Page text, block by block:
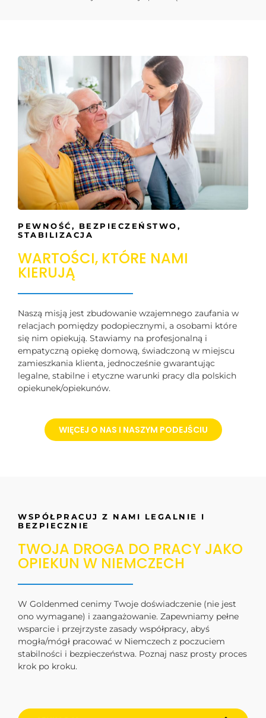
PEWNOŚĆ, BEZPIECZEŃSTWO,
STABILIZACJA
WARTOŚCI, KTÓRE NAMI
KIERUJĄ
Naszą misją jest zbudowanie wzajemnego zaufania w
relacjach pomiędzy podopiecznymi, a osobami które
się nim opiekują. Stawiamy na profesjonalną i
empatyczną opiekę domową, świadczoną w miejscu
zamieszkania klienta, jednocześnie gwarantując
legalne, stabilne i etyczne warunki pracy dla polskich
opiekunek/opiekunów.
WIĘCEJ O NAS I NASZYM PODEJŚCIU
WSPÓŁPRACUJ Z NAMI LEGALNIE I
BEZPIECZNIE
TWOJA DROGA DO PRACY JAKO
OPIEKUN W NIEMCZECH
W Goldenmed cenimy Twoje doświadczenie (nie jest
ono wymagane) i zaangażowanie. Zapewniamy pełne
wsparcie i przejrzyste zasady współpracy, abyś
mogła/mógł pracować w Niemczech z poczuciem
stabilności i bezpieczeństwa. Poznaj nasz prosty proces
krok po kroku.